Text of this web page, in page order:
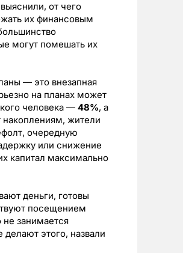
от чего
их финансовым
могут помешать их
— это внезапная
на планах может
человека — 48%, а
жители
очередную
или снижение
капитал максимально
деньги, готовы
посещением
не занимается
этого, назвали